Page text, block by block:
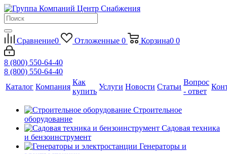
Сравнение0 Отложенные 0 Корзина0 0
8 (800) 550-64-40
8 (800) 550-64-40
Каталог Компания
Как
купить
Услуги Новости Статьи
Вопрос
- ответ
Строительное
оборудование
Садовая техника
и бензоинструмент
Генераторы и